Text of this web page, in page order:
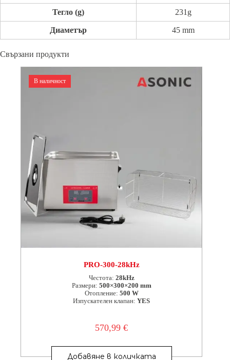
Тегло (g) 231g
Диаметър 45 mm
Свързани продукти
В наличност
PRO-300-28kHz
Честота: 28kHz
Размери: 500×300×200 mm
Отопление: 500 W
Изпускателен клапан: YES
570,99€
Добавяне в количката